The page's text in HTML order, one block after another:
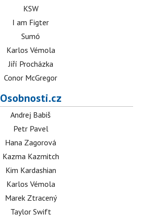
KSW
I am Figter
Sumó
Karlos Vémola
Jiří Procházka
Conor McGregor
Osobnosti.cz
Andrej Babiš
Petr Pavel
Hana Zagorová
Kazma Kazmitch
Kim Kardashian
Karlos Vémola
Marek Ztracený
Taylor Swift